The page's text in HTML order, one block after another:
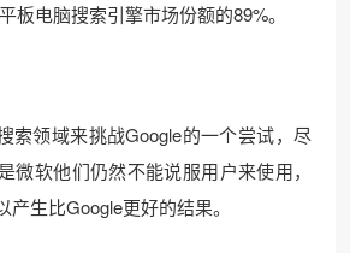
板电脑搜索引擎市场份额的89%。
索领域来挑战Google的一个尝试，尽
微软他们仍然不能说服用户来使用，
生比Google更好的结果。